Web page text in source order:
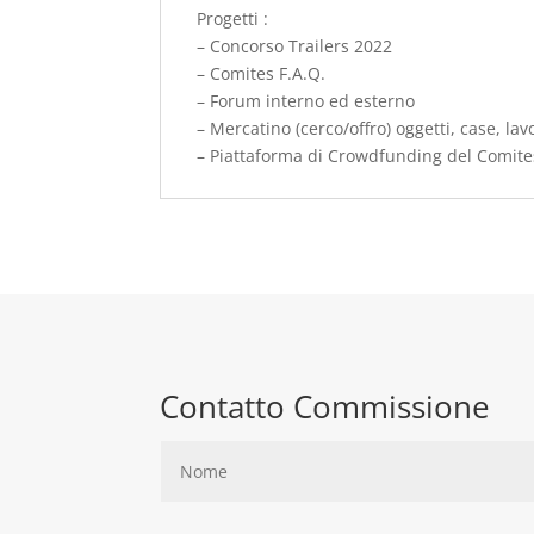
Progetti :
– Concorso Trailers 2022
– Comites F.A.Q.
– Forum interno ed esterno
– Mercatino (cerco/offro) oggetti, case,
– Piattaforma di Crowdfunding del
Contatto Commissione